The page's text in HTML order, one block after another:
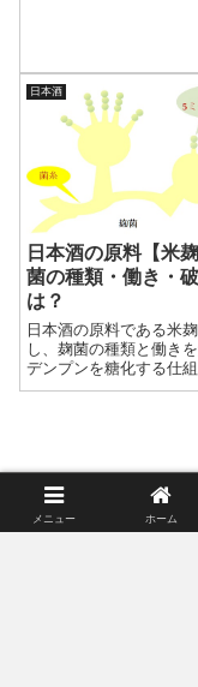
的な見方もできるだろ
日本酒
日本酒の原料【米
菌の種類・働き・
は？
日本酒の原料である米
し、麹菌の種類と働きを
デンプンを糖化する仕組
行複発酵との関係、破
造りにおける米麹の役
メニュー ホーム